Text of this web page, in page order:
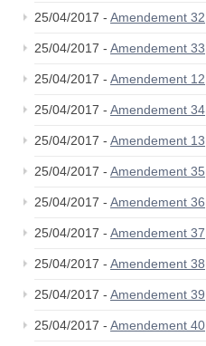
25/04/2017 - Amendement 32
25/04/2017 - Amendement 33
25/04/2017 - Amendement 12
25/04/2017 - Amendement 34
25/04/2017 - Amendement 13
25/04/2017 - Amendement 35
25/04/2017 - Amendement 36
25/04/2017 - Amendement 37
25/04/2017 - Amendement 38
25/04/2017 - Amendement 39
25/04/2017 - Amendement 40